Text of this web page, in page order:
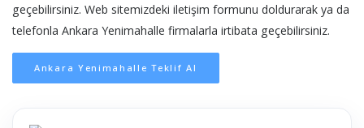
geçebilirsiniz. Web sitemizdeki iletişim formunu doldurarak ya da
telefonla Ankara Yenimahalle firmalarla irtibata geçebilirsiniz.
Ankara Yenimahalle Teklif Al